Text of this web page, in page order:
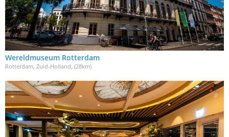
Wereldmuseum Rotterdam
Rotterdam, Zuid-Holland , (28km)